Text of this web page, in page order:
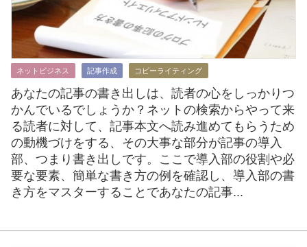
ネットビジネス 記事作成 コピーライティング
あなたの記事の書き出しは、読者の心をしっかりつ
かんでいるでしょうか？ネットの検索からやって来
る読者に対して、記事本文へ読み進めてもらうため
の動機づけをする、その大事な部分が記事の導入
部、つまり書き出しです。ここで導入部の役割や必
要な要素、簡単な書き方の例を確認し、導入部の書
き方をマスターすることであなたの記事...